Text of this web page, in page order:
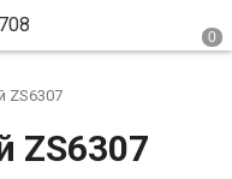
ZS6307
ZS6307